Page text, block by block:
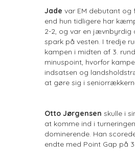
Jade var EM debutant og
end hun tidligere har
2-2, og var en jævnbyrdig
spark på vesten. I tredje
kampen i midten af 3.
minuspoint, hvorfor
indsatsen og
at gøre sig i
Otto Jørgensen skulle i
at komme ind i
dominerende. Han
endte med Point Gap på